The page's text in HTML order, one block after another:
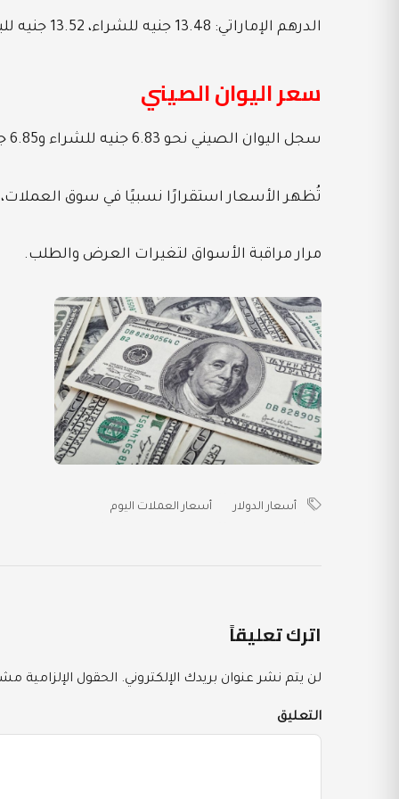
الدرهم الإماراتي: 13.48 جنيه للشراء، 13.52 جنيه للبيع.
سعر اليوان الصيني
سجل اليوان الصيني نحو 6.83 جنيه للشراء و6.85 جنيه للبيع.
تُظهر الأسعار استقرارًا نسبيًا في سوق
مرار مراقبة الأسواق لتغيرات العرض والطلب.
أسعار الدولار أسعار العملات اليوم
اترك تعليقاً
لن يتم نشر عنوان بريدك الإلكتروني. الحقول الإلزامية
التعليق